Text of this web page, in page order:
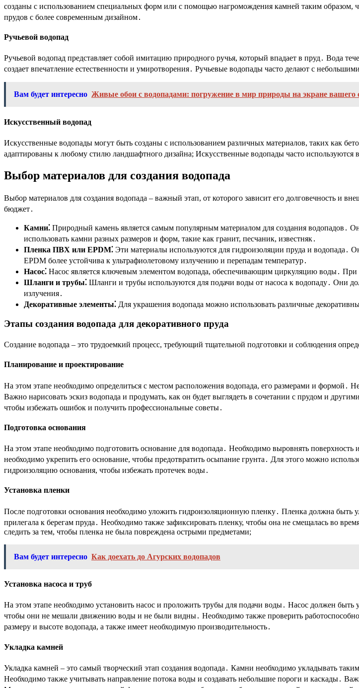
созданы с использованием специальных форм или с помощью нагромождения камней таким образом,
прудов с более современным дизайном․
Ручьевой водопад
Ручьевой водопад представляет собой имитацию природного ручья, который впадает в пруд․ Вода
создает впечатление естественности и умиротворения․ Ручьевые водопады часто делают с
Вам будет интересно Живые обои с водопадами: погружение в мир природы на экране вашего
Искусственный водопад
Искусственные водопады могут быть созданы с использованием различных материалов, таких как
адаптированы к любому стилю ландшафтного дизайна; Искусственные водопады часто используются
Выбор материалов для создания водопада
Выбор материалов для создания водопада – важный этап, от которого зависит его долговечность и
бюджет․
Камни⁚ Природный камень является самым популярным материалом для создания водопадов․
использовать камни разных размеров и форм, такие как гранит, песчаник, известняк․
Пленка ПВХ или EPDM⁚ Эти материалы используются для гидроизоляции пруда и
EPDM более устойчива к ультрафиолетовому излучению и перепадам температур․
Насос⁚ Насос является ключевым элементом водопада, обеспечивающим циркуляцию воды․ При
Шланги и трубы⁚ Шланги и трубы используются для подачи воды от насоса к водопаду․ Они
излучения․
Декоративные элементы⁚ Для украшения водопада можно использовать различные
Этапы создания водопада для декоративного пруда
Создание водопада – это трудоемкий процесс, требующий тщательной подготовки и соблюдения
Планирование и проектирование
На этом этапе необходимо определиться с местом расположения водопада, его размерами и формой․
Важно нарисовать эскиз водопада и продумать, как он будет выглядеть в сочетании с прудом и
чтобы избежать ошибок и получить профессиональные советы․
Подготовка основания
На этом этапе необходимо подготовить основание для водопада․ Необходимо выровнять
необходимо укрепить его основание, чтобы предотвратить осыпание грунта․ Для этого можно
гидроизоляцию основания, чтобы избежать протечек воды․
Установка пленки
После подготовки основания необходимо уложить гидроизоляционную пленку․ Пленка должна
прилегала к берегам пруда․ Необходимо также зафиксировать пленку, чтобы она не смещалась во
следить за тем, чтобы пленка не была повреждена острыми предметами;
Вам будет интересно Как доехать до Агурских водопадов
Установка насоса и труб
На этом этапе необходимо установить насос и проложить трубы для подачи воды․ Насос должен
чтобы они не мешали движению воды и не были видны․ Необходимо также проверить
размеру и высоте водопада, а также имеет необходимую производительность․
Укладка камней
Укладка камней – это самый творческий этап создания водопада․ Камни необходимо укладывать
Необходимо также учитывать направление потока воды и создавать небольшие пороги и каскады․